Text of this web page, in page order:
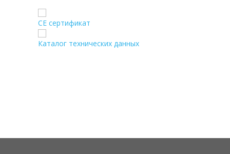
CE сертификат
Каталог технических данных